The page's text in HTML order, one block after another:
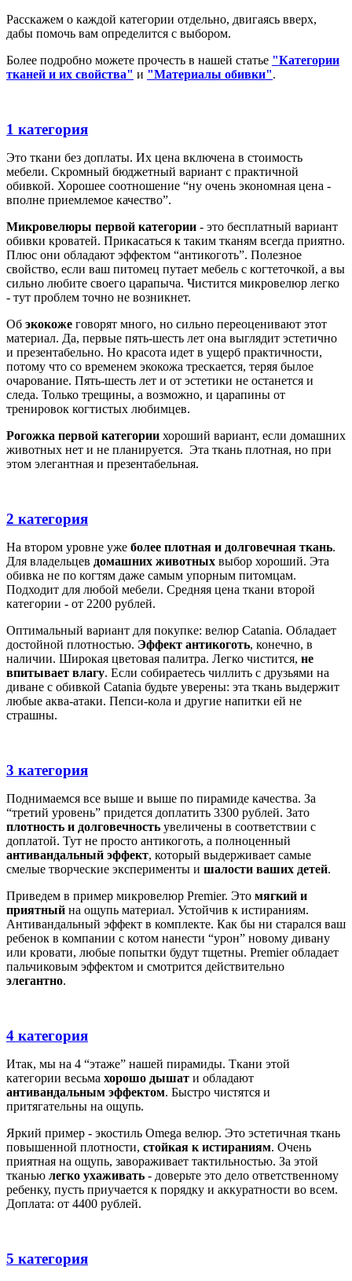
Расскажем о каждой категории отдельно, двигаясь вверх,
дабы помочь вам определится с выбором.
Более подробно можете прочесть в нашей статье "Категории
тканей и их свойства" и "Материалы обивки".
1 категория
Это ткани без доплаты. Их цена включена в стоимость
мебели. Скромный бюджетный вариант с практичной
обивкой. Хорошее соотношение “ну очень экономная цена -
вполне приемлемое качество”.
Микровелюры первой категории - это бесплатный вариант
обивки кроватей. Прикасаться к таким тканям всегда приятно.
Плюс они обладают эффектом “антикоготь”. Полезное
свойство, если ваш питомец путает мебель с когтеточкой, а вы
сильно любите своего царапыча. Чистится микровелюр легко
- тут проблем точно не возникнет.
Об экокоже говорят много, но сильно переоценивают этот
материал. Да, первые пять-шесть лет она выглядит эстетично
и презентабельно. Но красота идет в ущерб практичности,
потому что со временем экокожа трескается, теряя былое
очарование. Пять-шесть лет и от эстетики не останется и
следа. Только трещины, а возможно, и царапины от
тренировок когтистых любимцев.
Рогожка первой категории хороший вариант, если домашних
животных нет и не планируется. Эта ткань плотная, но при
этом элегантная и презентабельная.
2 категория
На втором уровне уже более плотная и долговечная ткань.
Для владельцев домашних животных выбор хороший. Эта
обивка не по когтям даже самым упорным питомцам.
Подходит для любой мебели. Средняя цена ткани второй
категории - от 2200 рублей.
Оптимальный вариант для покупке: велюр Catania. Обладает
достойной плотностью. Эффект антикоготь, конечно, в
наличии. Широкая цветовая палитра. Легко чистится, не
впитывает влагу. Если собираетесь чиллить с друзьями на
диване с обивкой Catania будьте уверены: эта ткань выдержит
любые аква-атаки. Пепси-кола и другие напитки ей не
страшны.
3 категория
Поднимаемся все выше и выше по пирамиде качества. За
“третий уровень” придется доплатить 3300 рублей. Зато
плотность и долговечность увеличены в соответствии с
доплатой. Тут не просто антикоготь, а полноценный
антивандальный эффект, который выдерживает самые
смелые творческие эксперименты и шалости ваших детей.
Приведем в пример микровелюр Premier. Это мягкий и
приятный на ощупь материал. Устойчив к истираниям.
Антивандальный эффект в комплекте. Как бы ни старался ваш
ребенок в компании с котом нанести “урон” новому дивану
или кровати, любые попытки будут тщетны. Premier обладает
пальчиковым эффектом и смотрится действительно
элегантно.
4 категория
Итак, мы на 4 “этаже” нашей пирамиды. Ткани этой
категории весьма хорошо дышат и обладают
антивандальным эффектом. Быстро чистятся и
притягательны на ощупь.
Яркий пример - экостиль Оmega велюр. Это эстетичная ткань
повышенной плотности, стойкая к истираниям. Очень
приятная на ощупь, завораживает тактильностью. За этой
тканью легко ухаживать - доверьте это дело ответственному
ребенку, пусть приучается к порядку и аккуратности во всем.
Доплата: от 4400 рублей.
5 категория